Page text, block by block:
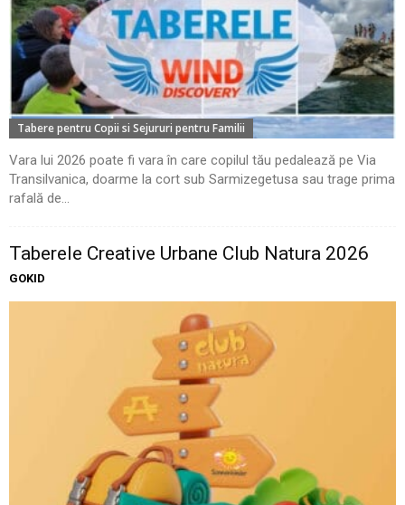
Tabere pentru Copii si Sejururi pentru Familii
Vara lui 2026 poate fi vara în care copilul tău pedalează pe Via
Transilvanica, doarme la cort sub Sarmizegetusa sau trage prima
rafală de...
Taberele Creative Urbane Club Natura 2026
GOKID